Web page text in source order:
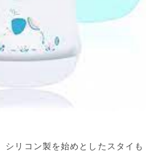
シリコン製を始めとしたスタイも